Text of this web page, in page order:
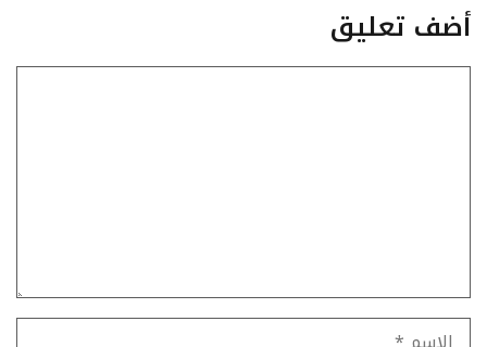
أضف تعليق
الاسم